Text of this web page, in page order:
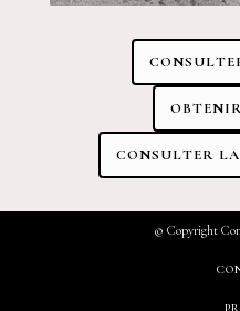
CONSULTER
© Copyright